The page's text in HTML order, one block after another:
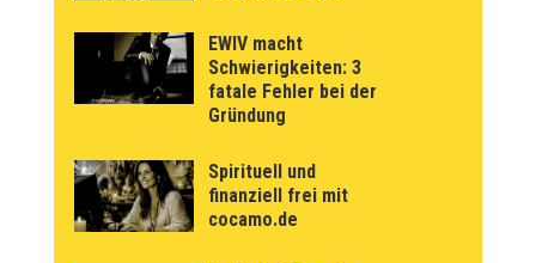
EWIV macht
Schwierigkeiten: 3
fatale Fehler bei der
Gründung
Spirituell und
finanziell frei mit
cocamo.de